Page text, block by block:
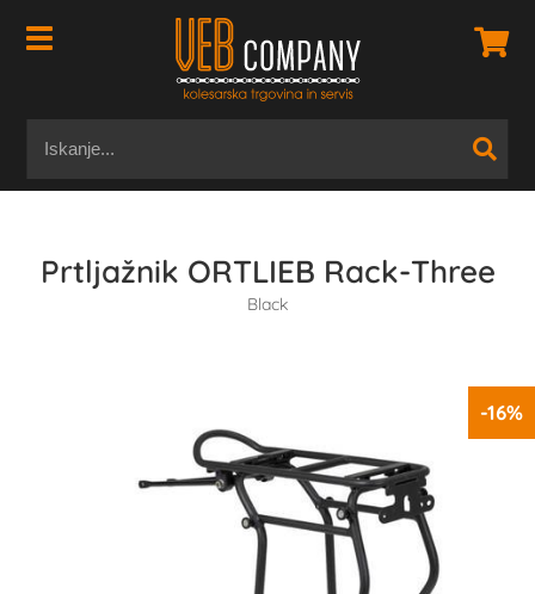
Prtljažnik ORTLIEB Rack-Three
Black
-16%